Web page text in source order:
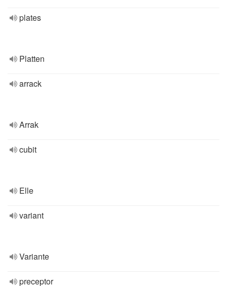
plates
Platten
arrack
Arrak
cubit
Elle
variant
Variante
preceptor